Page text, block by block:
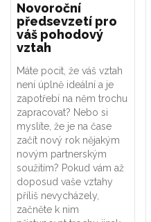
Novoroční
předsevzetí pro
váš pohodový
vztah
Máte pocit, že váš vztah
není úplně ideální a je
zapotřebí na něm trochu
zapracovat? Nebo si
myslíte, že je na čase
začít nový rok nějakým
novým partnerským
soužitím? Pokud vám až
doposud vaše vztahy
příliš nevycházely,
začněte k nim